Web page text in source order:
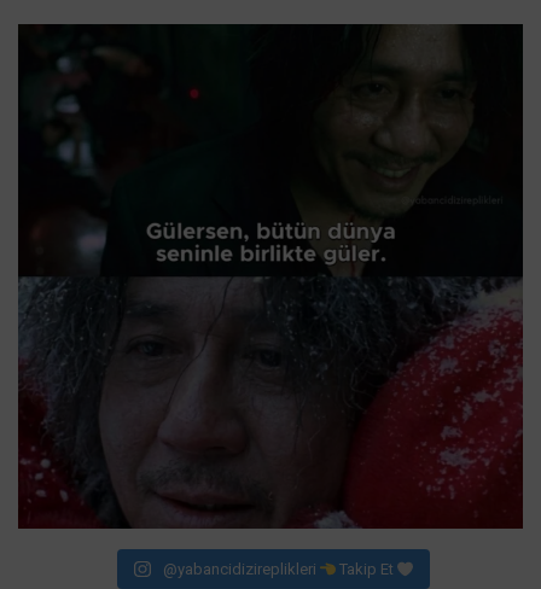
@yabancidizireplikleri Takip Et